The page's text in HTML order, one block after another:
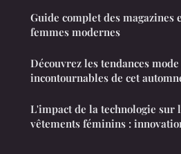
Guide complet des magazines
femmes modernes
Découvrez les tendances
incontournables de cet
L'impact de la technologie sur
vêtements féminins :